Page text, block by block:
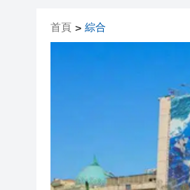
2026肇
「新資
多部門
巴基斯
特朗普
首頁 > 綜合